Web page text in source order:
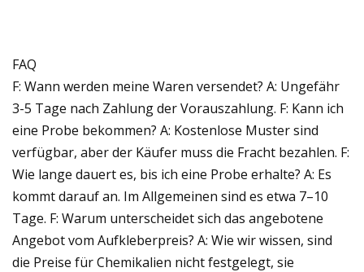
FAQ
F: Wann werden meine Waren versendet? A: Ungefähr
3-5 Tage nach Zahlung der Vorauszahlung. F: Kann ich
eine Probe bekommen? A: Kostenlose Muster sind
verfügbar, aber der Käufer muss die Fracht bezahlen. F:
Wie lange dauert es, bis ich eine Probe erhalte? A: Es
kommt darauf an. Im Allgemeinen sind es etwa 7–10
Tage. F: Warum unterscheidet sich das angebotene
Angebot vom Aufkleberpreis? A: Wie wir wissen, sind
die Preise für Chemikalien nicht festgelegt, sie